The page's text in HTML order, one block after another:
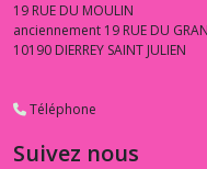
19 RUE DU MOULIN
anciennement 19 RUE DU
10190 DIERREY SAINT JULIEN
Téléphone
Suivez nous